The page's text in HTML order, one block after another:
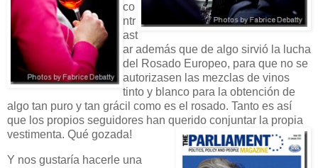
co
ntr
ast
ar además que de algo sirvió la lucha
del Rosado Europeo, para que no se
autorizasen las mezclas de vinos
tinto y blanco para la obtención de
algo tan puro y tan grácil como es el rosado. Tanto es así
que los propios seguidores han querido conjuntar la propia
vestimenta. Qué gozada!
Y nos gustaría hacerle una